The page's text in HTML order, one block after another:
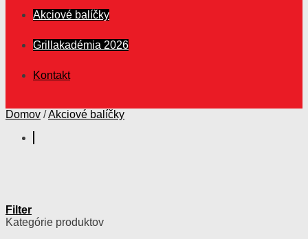
Akciové balíčky
Grillakadémia 2026
Kontakt
Domov /Akciové balíčky
Filter
Kategórie produktov